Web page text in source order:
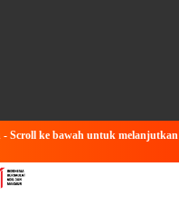
Scroll ke bawah untuk melanjutkan